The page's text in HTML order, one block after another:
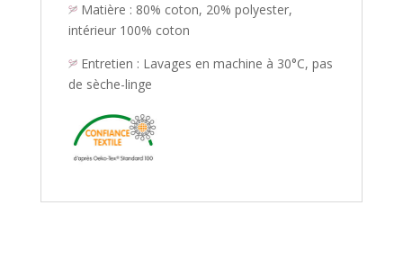
Matière : 80% coton, 20% polyester,
intérieur 100% coton
Entretien : Lavages en machine à 30°C, pas
de sèche-linge